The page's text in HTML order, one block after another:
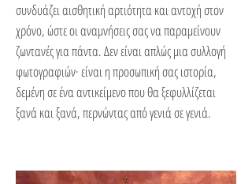
συνδυάζει αισθητική αρτιότητα και αντοχή στον
χρόνο, ώστε οι αναμνήσεις σας να παραμείνουν
ζωντανές για πάντα. Δεν είναι απλώς μια συλλογή
φωτογραφιών· είναι η προσωπική σας ιστορία,
δεμένη σε ένα αντικείμενο που θα ξεφυλλίζεται
ξανά και ξανά, περνώντας από γενιά σε γενιά.